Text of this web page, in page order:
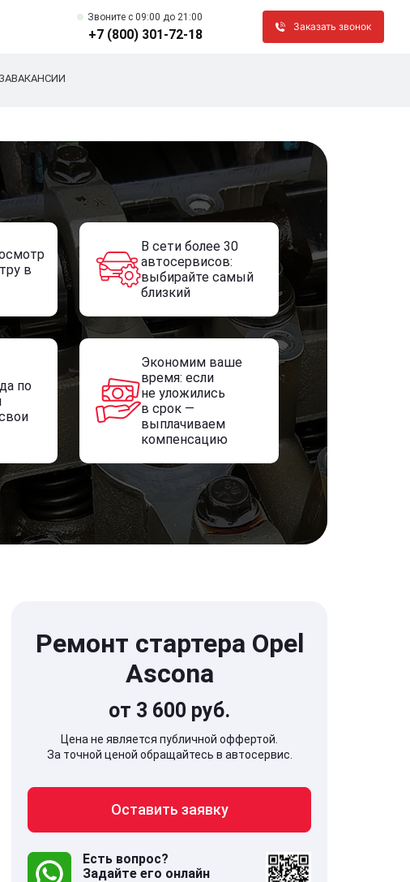
Звоните c 09:00 до 21:00
+7 (800) 301-72-18
Заказать звонок
ВАКАНСИИ
в
В сети более 30
автосервисов:
выбирайте самый
близкий
по
Экономим ваше
время: если
не уложились
в срок —
выплачиваем
компенсацию
141707, Московская обл,
дом 5
Ремонт стартера Opel
Ascona
от 3 600 руб.
Цена не является публичной оффертой.
За точной ценой обращайтесь в автосервис.
Оставить заявку
Есть вопрос?
Задайте его онлайн